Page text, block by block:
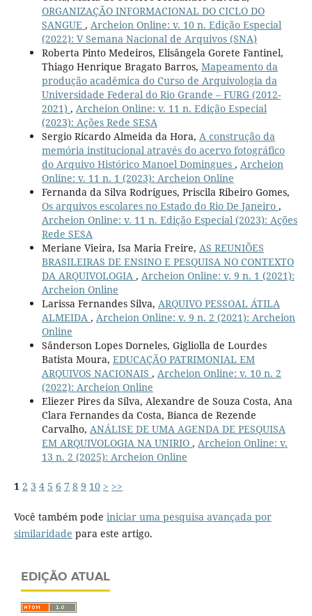
ORGANIZAÇÃO INFORMACIONAL DO CICLO DO
SANGUE , Archeion Online: v. 10 n. Edição Especial
(2022): V Semana Nacional de Arquivos (SNA)
Roberta Pinto Medeiros, Elisângela Gorete Fantinel,
Thiago Henrique Bragato Barros, Mapeamento da
produção acadêmica do Curso de Arquivologia da
Universidade Federal do Rio Grande – FURG (2012-
2021) , Archeion Online: v. 11 n. Edição Especial
(2023): Ações Rede SESA
Sergio Ricardo Almeida da Hora, A construção da
memória institucional através do acervo fotográfico
do Arquivo Histórico Manoel Domingues , Archeion
Online: v. 11 n. 1 (2023): Archeion Online
Fernanda da Silva Rodrigues, Priscila Ribeiro Gomes,
Os arquivos escolares no Estado do Rio De Janeiro ,
Archeion Online: v. 11 n. Edição Especial (2023): Ações
Rede SESA
Meriane Vieira, Isa Maria Freire, AS REUNIÕES
BRASILEIRAS DE ENSINO E PESQUISA NO CONTEXTO
DA ARQUIVOLOGIA , Archeion Online: v. 9 n. 1 (2021):
Archeion Online
Larissa Fernandes Silva, ARQUIVO PESSOAL ÁTILA
ALMEIDA , Archeion Online: v. 9 n. 2 (2021): Archeion
Online
Sânderson Lopes Dorneles, Gigliolla de Lourdes
Batista Moura, EDUCAÇÃO PATRIMONIAL EM
ARQUIVOS NACIONAIS , Archeion Online: v. 10 n. 2
(2022): Archeion Online
Eliezer Pires da Silva, Alexandre de Souza Costa, Ana
Clara Fernandes da Costa, Bianca de Rezende
Carvalho, ANÁLISE DE UMA AGENDA DE PESQUISA
EM ARQUIVOLOGIA NA UNIRIO , Archeion Online: v.
13 n. 2 (2025): Archeion Online
1 2 3 4 5 6 7 8 9 10 > >>
Você também pode iniciar uma pesquisa avançada por
similaridade para este artigo.
EDIÇÃO ATUAL